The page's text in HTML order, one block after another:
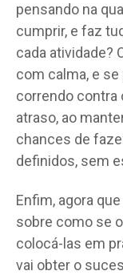
pensando na
cumprir, e faz
cada atividade?
com calma, e
correndo contra
atraso, ao
chances de
definidos, sem
Enfim, agora
sobre como se
colocá-las em
vai obter o